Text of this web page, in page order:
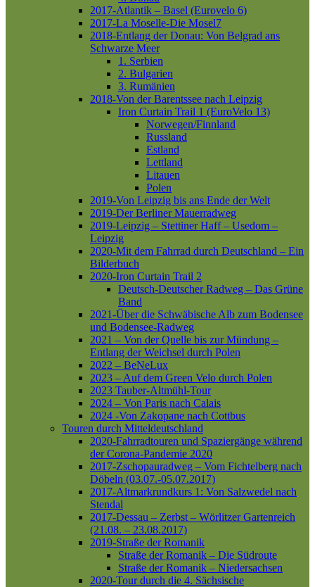
2017-Atlantik – Basel (Eurovelo 6)
2017-La Moselle-Die Mosel7
2018-Entlang der Donau: Von Belgrad ans
Schwarze Meer
1. Serbien
2. Bulgarien
3. Rumänien
2018-Von der Barentssee nach Leipzig
Iron Curtain Trail 1 (EuroVelo 13)
Norwegen/Finnland
Russland
Estland
Lettland
Litauen
Polen
2019-Von Leipzig bis ans Ende der Welt
2019-Der Berliner Mauerradweg
2019-Leipzig – Stettiner Haff – Usedom –
Leipzig
2020-Mit dem Fahrrad durch Deutschland – Ein
Bilderbuch
2020-Iron Curtain Trail 2
Deutsch-Deutscher Radweg – Das Grüne
Band
2021-Über die Schwäbische Alb zum Bodensee
und Bodensee-Radweg
2021 – Von der Quelle bis zur Mündung –
Entlang der Weichsel durch Polen
2022 – BeNeLux
2023 – Auf dem Green Velo durch Polen
2023 Tauber-Altmühl-Tour
2024 – Von Paris nach Calais
2024 -Von Zakopane nach Cottbus
Touren durch Mitteldeutschland
2020-Fahrradtouren und Spaziergänge während
der Corona-Pandemie 2020
2017-Zschopauradweg – Vom Fichtelberg nach
Döbeln (03.07.-05.07.2017)
2017-Altmarkrundkurs 1: Von Salzwedel nach
Stendal
2017-Dessau – Zerbst – Wörlitzer Gartenreich
(21.08. – 23.08.2017)
2019-Straße der Romanik
Straße der Romanik – Die Südroute
Straße der Romanik – Niedersachsen
2020-Tour durch die 4. Sächsische